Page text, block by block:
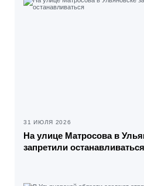
31 ИЮЛЯ 2026
На улице Матросова в
запретили останавливаться